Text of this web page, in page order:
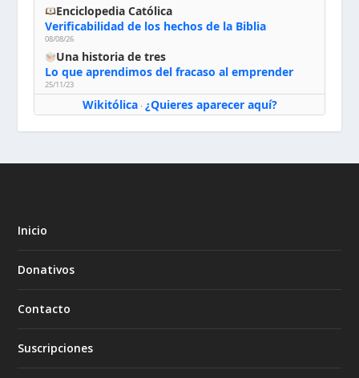
Enciclopedia Católica
Verificabilidad de los hechos de la Biblia
08/08/26
Una historia de tres
Lo que aprendimos del fracaso al emprender
25/11/23
Wikitólica· ¿Quieres aparecer aquí?
Inicio
Donativos
Contacto
Suscripciones